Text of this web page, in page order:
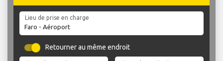
Lieu de prise en charge
Retourner au même endroit